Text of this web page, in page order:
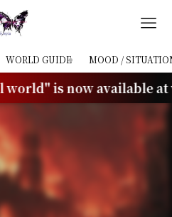
WORLD GUIDE MOOD /
at various stores.